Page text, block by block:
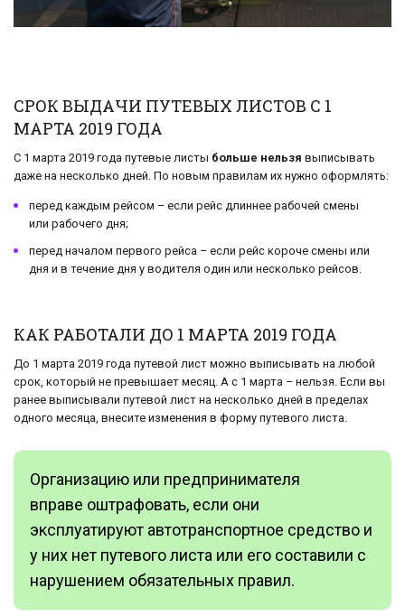
СРОК ВЫДАЧИ ПУТЕВЫХ ЛИСТОВ С 1
МАРТА 2019 ГОДА
С 1 марта 2019 года путевые листы больше нельзя выписывать
даже на несколько дней. По новым правилам их нужно оформлять:
перед каждым рейсом – если рейс длиннее рабочей смены
или рабочего дня;
перед началом первого рейса – если рейс короче смены или
дня и в течение дня у водителя один или несколько рейсов.
КАК РАБОТАЛИ ДО 1 МАРТА 2019 ГОДА
До 1 марта 2019 года путевой лист можно выписывать на любой
срок, который не превышает месяц. А с 1 марта – нельзя. Если вы
ранее выписывали путевой лист на несколько дней в пределах
одного месяца, внесите изменения в форму путевого листа.
Организацию или предпринимателя
вправе оштрафовать, если они
эксплуатируют автотранспортное средство и
у них нет путевого листа или его составили с
нарушением обязательных правил.